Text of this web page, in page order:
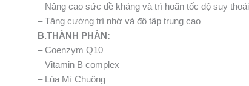
– Nâng cao sức đề kháng và trì hoãn tốc độ suy
– Tăng cường trí nhớ và độ tập trung cao
B.THÀNH PHẦN:
– Coenzym Q10
– Vitamin B complex
– Lúa Mì Chuông